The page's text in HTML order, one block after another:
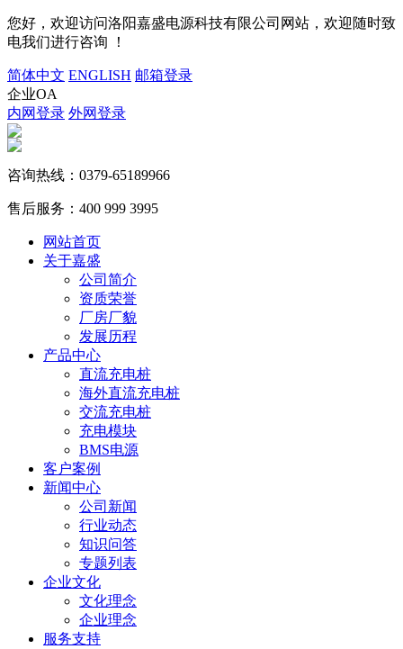
您好，欢迎访问洛阳嘉盛电源科技有限公司网站，欢迎随时致
电我们进行咨询 ！
简体中文 ENGLISH 邮箱登录
企业OA
内网登录 外网登录
咨询热线： 0379-65189966
售后服务： 400 999 3995
网站首页
关于嘉盛
公司简介
资质荣誉
厂房厂貌
发展历程
产品中心
直流充电桩
海外直流充电桩
交流充电桩
充电模块
BMS电源
客户案例
新闻中心
公司新闻
行业动态
知识问答
专题列表
企业文化
文化理念
企业理念
服务支持